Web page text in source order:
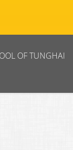
OF TUNGHAI